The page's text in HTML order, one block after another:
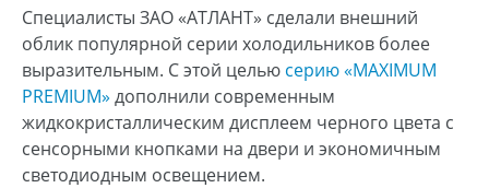
Специалисты ЗАО «АТЛАНТ» сделали внешний
облик популярной серии холодильников более
выразительным. С этой целью серию «MAXIMUM
PREMIUM» дополнили современным
жидкокристаллическим дисплеем черного цвета с
сенсорными кнопками на двери и экономичным
светодиодным освещением.